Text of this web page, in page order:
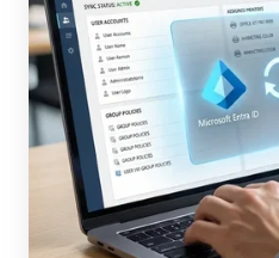
プ
同
期
に
よ
当